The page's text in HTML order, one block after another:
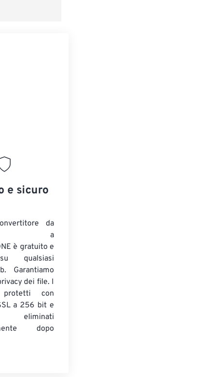
e sicuro
da
a
è gratuito e
qualsiasi
Garantiamo
dei file. I
con
a 256 bit e
eliminati
dopo